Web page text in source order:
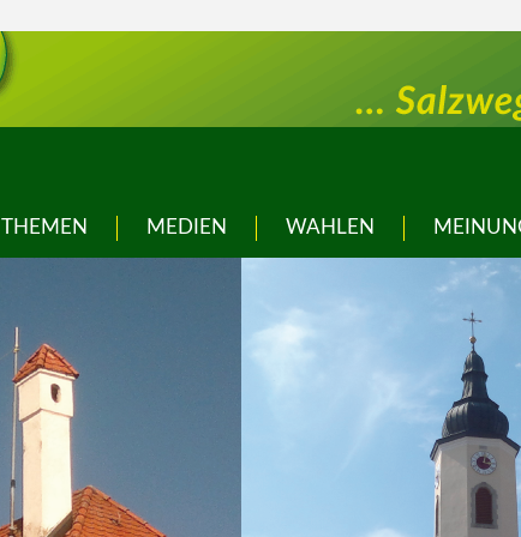
THEMEN MEDIEN WAHLEN